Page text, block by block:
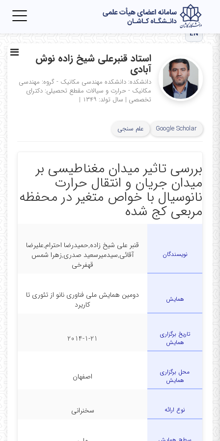
EN
استاد قنبرعلی شیخ زاده نوش
آبادی
دانشکده: دانشکده مهندسی مکانیک - گروه: مهندسی
مکانیک - حرارت و سیالات مقطع تحصیلی: دکترای
تخصصی | سال تولد: ۱۳۴۹ |
Google Scholar علم سنجی
بررسی تاثیر میدان مغناطیسی بر
میدان جریان و انتقال حرارت
نانوسیال با خواص متغیر در محفظه
مربعی کج شده
نویسندگان
قنبر علی شیخ زاده,حمیدرضا احترام,علیرضا
آقائی,سیدمیرسعید صدری,زهرا شمس
قهفرخی
همایش
دومین همایش ملی فناوری نانو از تئوری تا
کاریرد
تاریخ برگزاری
همایش
2014-1-21
محل برگزاری
همایش
اصفهان
نوع ارائه سخنرانی